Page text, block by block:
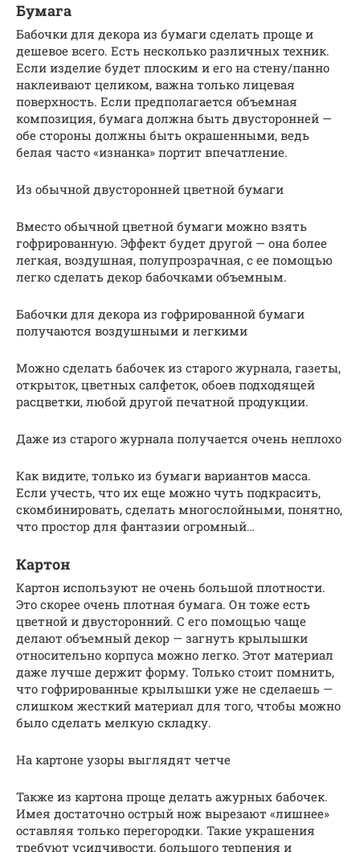
Бумага
Бабочки для декора из бумаги сделать проще и
дешевое всего. Есть несколько различных техник.
Если изделие будет плоским и его на стену/панно
наклеивают целиком, важна только лицевая
поверхность. Если предполагается объемная
композиция, бумага должна быть двусторонней —
обе стороны должны быть окрашенными, ведь
белая часто «изнанка» портит впечатление.
Из обычной двусторонней цветной бумаги
Вместо обычной цветной бумаги можно взять
гофрированную. Эффект будет другой — она более
легкая, воздушная, полупрозрачная, с ее помощью
легко сделать декор бабочками объемным.
Бабочки для декора из гофрированной бумаги
получаются воздушными и легкими
Можно сделать бабочек из старого журнала, газеты,
открыток, цветных салфеток, обоев подходящей
расцветки, любой другой печатной продукции.
Даже из старого журнала получается очень неплохо
Как видите, только из бумаги вариантов масса.
Если учесть, что их еще можно чуть подкрасить,
скомбинировать, сделать многослойными, понятно,
что простор для фантазии огромный…
Картон
Картон используют не очень большой плотности.
Это скорее очень плотная бумага. Он тоже есть
цветной и двусторонний. С его помощью чаще
делают объемный декор — загнуть крылышки
относительно корпуса можно легко. Этот материал
даже лучше держит форму. Только стоит помнить,
что гофрированные крылышки уже не сделаешь —
слишком жесткий материал для того, чтобы можно
было сделать мелкую складку.
На картоне узоры выглядят четче
Также из картона проще делать ажурных бабочек.
Имея достаточно острый нож вырезают «лишнее»
оставляя только перегородки. Такие украшения
требуют усидчивости, большого терпения и